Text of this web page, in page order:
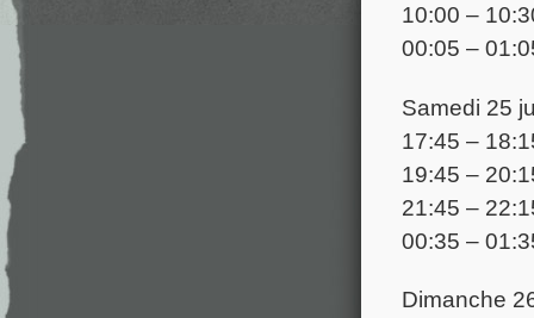
10:00 –
00:05 –
Samedi 25
17:45 –
19:45 –
21:45 –
00:35 –
Dimanche